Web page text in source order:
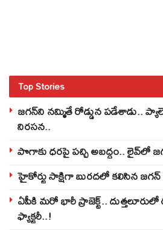
Top Stories
జగన్‌ని నమ్మితే రోడ్డున పడేశాడు..
నిరసన..
పొగాకు ధరపై పచ్చి అబద్దం.. లైవ్‌లో
హైకోర్టు సాక్షిగా బురదలో కలిసిన జగన్
ఏపీకి మరో భారీ ప్రాజెక్ట్..
ఫ్యాక్టరీ..!